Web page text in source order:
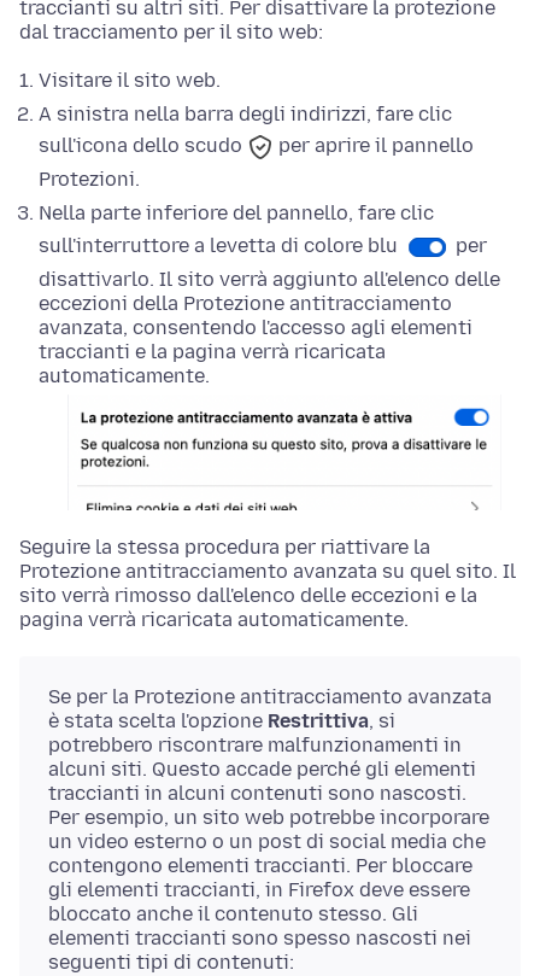
traccianti su altri siti. Per disattivare la protezione
dal tracciamento per il sito web:
Visitare il sito web.
A sinistra nella barra degli indirizzi, fare clic
sull'icona dello scudo
per aprire il pannello
Protezioni.
Nella parte inferiore del pannello, fare clic
sull'interruttore a levetta di colore blu
per
disattivarlo. Il sito verrà aggiunto all'elenco delle
eccezioni della Protezione antitracciamento
avanzata, consentendo l'accesso agli elementi
traccianti e la pagina verrà ricaricata
automaticamente.
Seguire la stessa procedura per riattivare la
Protezione antitracciamento avanzata su quel sito. Il
sito verrà rimosso dall'elenco delle eccezioni e la
pagina verrà ricaricata automaticamente.
Se per la Protezione antitracciamento avanzata
è stata scelta l'opzione Restrittiva, si
potrebbero riscontrare malfunzionamenti in
alcuni siti. Questo accade perché gli elementi
traccianti in alcuni contenuti sono nascosti.
Per esempio, un sito web potrebbe incorporare
un video esterno o un post di social media che
contengono elementi traccianti. Per bloccare
gli elementi traccianti, in Firefox deve essere
bloccato anche il contenuto stesso. Gli
elementi traccianti sono spesso nascosti nei
seguenti tipi di contenuti: